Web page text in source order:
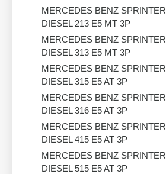
MERCEDES BENZ SPRINTER
DIESEL 213 E5 MT 3P
MERCEDES BENZ SPRINTER
DIESEL 313 E5 MT 3P
MERCEDES BENZ SPRINTER
DIESEL 315 E5 AT 3P
MERCEDES BENZ SPRINTER
DIESEL 316 E5 AT 3P
MERCEDES BENZ SPRINTER
DIESEL 415 E5 AT 3P
MERCEDES BENZ SPRINTER
DIESEL 515 E5 AT 3P